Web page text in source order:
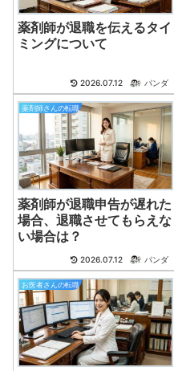
薬剤師が退職を伝えるタイ
ミングについて
2026.07.12 パンダ
薬剤師さんの転職
薬剤師が退職申告が遅れた
場合、退職させてもらえな
い場合は？
2026.07.12 パンダ
お医者さんの転職